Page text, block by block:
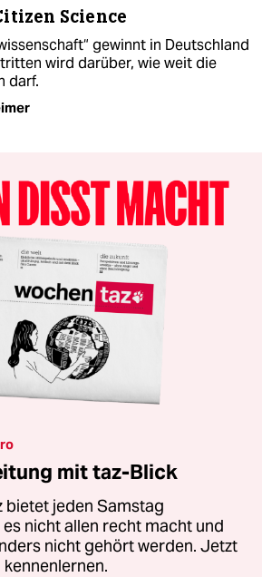
Science
gewinnt in Deutschland
wird darüber, wie weit die
darf.
mit taz-Blick
bietet jeden Samstag
nicht allen recht macht und
nicht gehört werden. Jetzt